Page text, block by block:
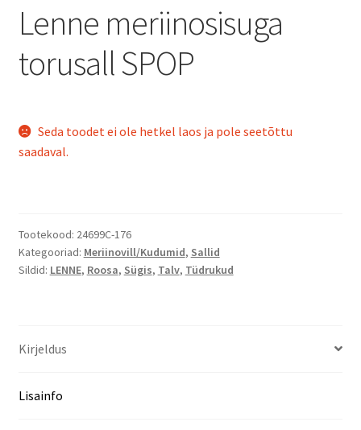
Lenne meriinosisuga
torusall SPOP
Seda toodet ei ole hetkel laos ja pole seetõttu
saadaval.
Tootekood: 24699C-176
Kategooriad: Meriinovill/Kudumid, Sallid
Sildid: LENNE, Roosa, Sügis, Talv, Tüdrukud
Kirjeldus
Lisainfo